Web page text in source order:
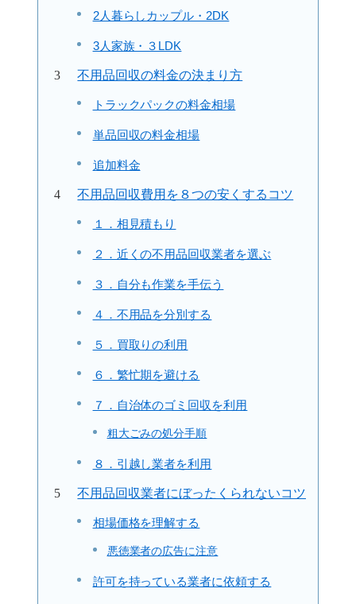
2人暮らしカップル・2DK
3人家族・３LDK
不用品回収の料金の決まり方
トラックパックの料金相場
単品回収の料金相場
追加料金
不用品回収費用を８つの安くするコツ
１．相見積もり
２．近くの不用品回収業者を選ぶ
３．自分も作業を手伝う
４．不用品を分別する
５．買取りの利用
６．繁忙期を避ける
７．自治体のゴミ回収を利用
粗大ごみの処分手順
８．引越し業者を利用
不用品回収業者にぼったくられないコツ
相場価格を理解する
悪徳業者の広告に注意
許可を持っている業者に依頼する